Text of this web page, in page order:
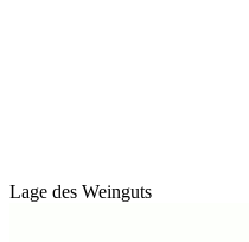
Lage des Weinguts